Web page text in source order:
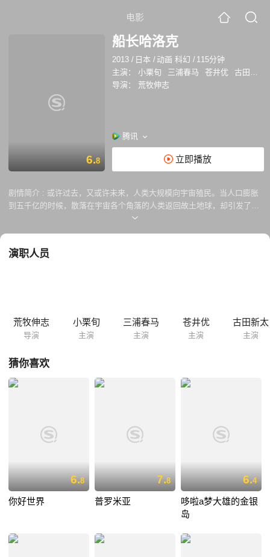
电影
6.8
船长哈洛克
2013 / 日本 / 动画 科幻 / 115分钟
主演：
小栗旬 三浦春马 苍井优
古田新太
导演：
荒牧伸志
腾讯
立即播放
剧情简介 : 或许过去，又或许未来，人类大规模向宇宙殖民。当人口膨胀
到五千亿的时候，散落在宇宙各个角落的人类返回故土地球，却引发了伤
亡惨重的归乡战争。为了保护地球这片圣地，人类制定了盖亚制裁，约定
年之久的通缉犯。联合舰队长官伊索拉（森川智之 配音）指使自己的弟弟
演职人员
荒牧伸志
导演
小栗旬
主演
三浦春马
主演
苍井优
主演
古田新太
主演
猜你喜欢
6.8
你好世界
7.8
普罗米亚
6.4
哆啦a梦大雄的金银
岛